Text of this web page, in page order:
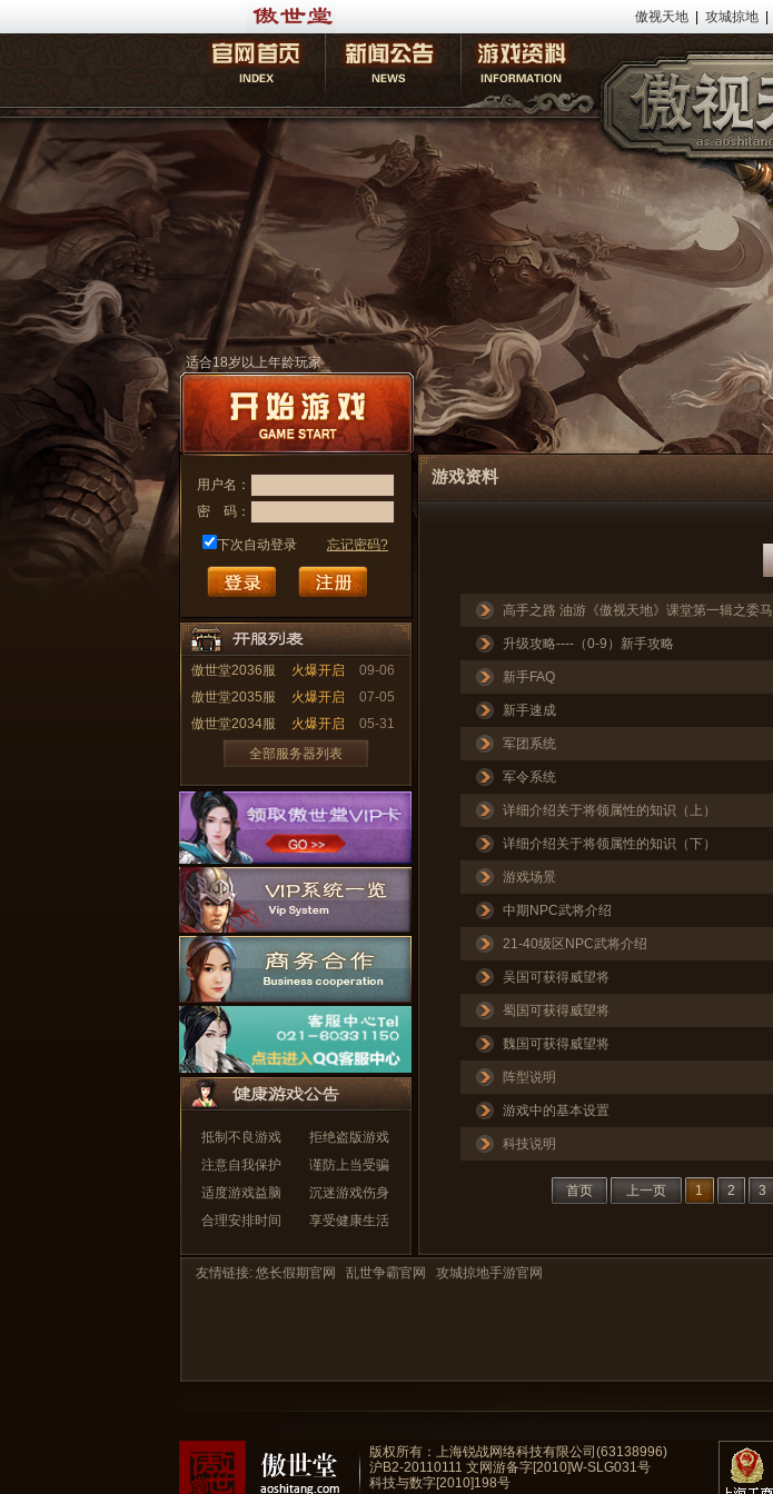
傲视天地 攻城掠地
适合18岁以上年龄玩家
用户名：
密
码：
下次自动登录 忘记密码?
傲世堂2036服 火爆开启
09-06
傲世堂2035服
火爆开启
07-05
傲世堂2034服
火爆开启
05-31
全部服务器列表
抵制不良游戏
拒绝盗版游戏
注意自我保护
谨防上当受骗
适度游戏益脑
沉迷游戏伤身
合理安排时间
享受健康生活
游戏资料
高手之路 油游《傲视天地》课堂第一辑之委马
升级攻略----（0-9）新手攻略
新手FAQ
新手速成
军团系统
军令系统
详细介绍关于将领属性的知识（上）
详细介绍关于将领属性的知识（下）
游戏场景
中期NPC武将介绍
21-40级区NPC武将介绍
吴国可获得威望将
蜀国可获得威望将
魏国可获得威望将
阵型说明
游戏中的基本设置
科技说明
首页 上一页 1 2 3
友情链接: 悠长假期官网 乱世争霸官网 攻城掠地手游官网
版权所有：上海锐战网络科技有限公司(63138996)
沪B2-20110111 文网游备字[2010]W-SLG031号
科技与数字[2010]198号